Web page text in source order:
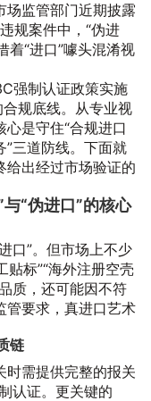
场监管部门近期披露
规案件中，“伪进
着“进口”噱头混淆视
强制认证政策实施
合规底线。从专业视
是守住“合规进口
”三道防线。下面就
给出经过市场验证的
“伪进口”的核心
口”。但市场上不少
贴标”“海外注册空壳
质，还可能因不符
管要求，真进口艺术
链
时需提供完整的报关
认证。更关键的